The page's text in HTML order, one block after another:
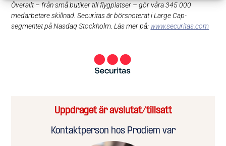
Överallt – från små butiker till flygplatser – gör våra 345 000
medarbetare skillnad. Securitas är börsnoterat i Large Cap-
segmentet på Nasdaq Stockholm. Läs mer på: www.securitas.com
Uppdraget är avslutat/tillsatt
Kontaktperson hos Prodiem var